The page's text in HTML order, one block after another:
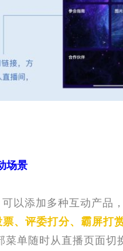
场景
可以添加多种互动产品
、评委打分、霸屏打
单随时从直播页面切